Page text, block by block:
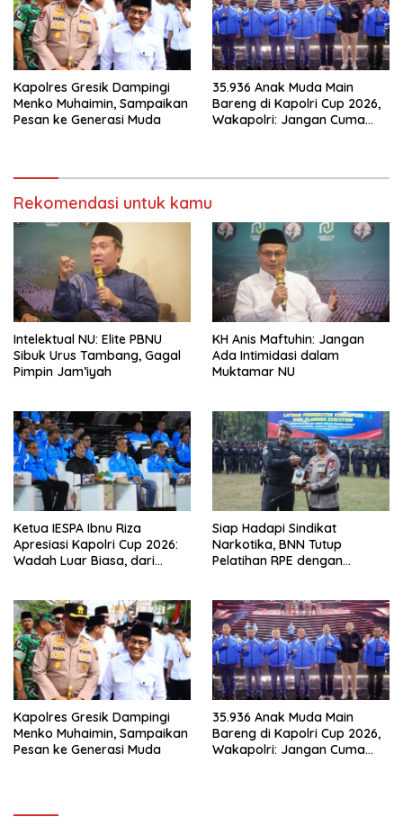
Kapolres Gresik Dampingi
Menko Muhaimin, Sampaikan
Pesan ke Generasi Muda
35.936 Anak Muda Main
Bareng di Kapolri Cup 2026,
Wakapolri: Jangan Cuma
Rekomendasi untuk kamu
Intelektual NU: Elite PBNU
Sibuk Urus Tambang, Gagal
Pimpin Jam’iyah
KH Anis Maftuhin: Jangan
Ada Intimidasi dalam
Muktamar NU
Ketua IESPA Ibnu Riza
Apresiasi Kapolri Cup 2026:
Wadah Luar Biasa, dari
Siap Hadapi Sindikat
Narkotika, BNN Tutup
Pelatihan RPE dengan
Kapolres Gresik Dampingi
Menko Muhaimin, Sampaikan
Pesan ke Generasi Muda
35.936 Anak Muda Main
Bareng di Kapolri Cup 2026,
Wakapolri: Jangan Cuma